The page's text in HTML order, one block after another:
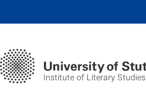
Institute of Literary Studies